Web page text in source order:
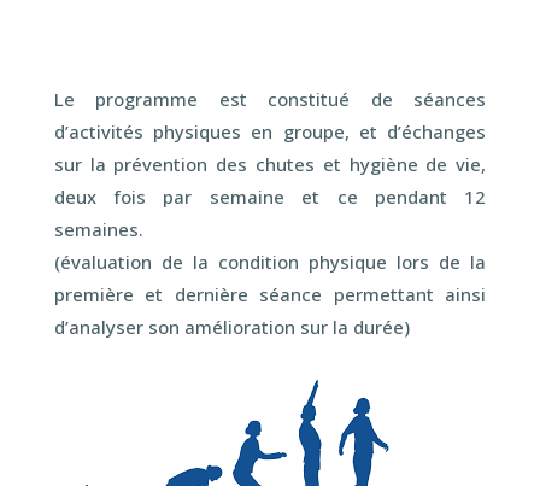
Le programme est constitué de séances
d’activités physiques en groupe, et d’échanges
sur la prévention des chutes et hygiène de vie,
deux fois par semaine et ce pendant 12
semaines.
(évaluation de la condition physique lors de la
première et dernière séance permettant ainsi
d’analyser son amélioration sur la durée)